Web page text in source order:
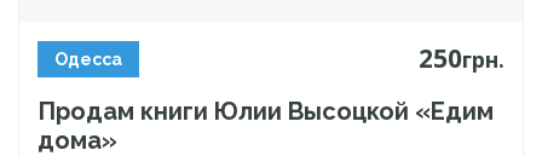
Одесса 250грн.
Продам книги Юлии Высоцкой «Едим
дома»